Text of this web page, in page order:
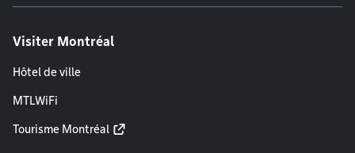
Visiter Montréal
Hôtel de ville
MTLWiFi
Tourisme Montréal